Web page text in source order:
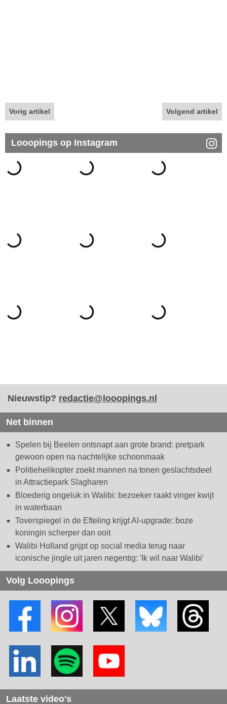
Vorig artikel Volgend artikel
Looopings op Instagram
Nieuwstip? redactie@looopings.nl
Net binnen
Spelen bij Beelen ontsnapt aan grote brand: pretpark
gewoon open na nachtelijke schoonmaak
Politiehelikopter zoekt mannen na tonen geslachtsdeel
in Attractiepark Slagharen
Bloederig ongeluk in Walibi: bezoeker raakt vinger kwijt
in waterbaan
Toverspiegel in de Efteling krijgt AI-upgrade: boze
koningin scherper dan ooit
Walibi Holland grijpt op social media terug naar
iconische jingle uit jaren negentig: 'Ik wil naar Walibi'
Volg Looopings
Laatste video's